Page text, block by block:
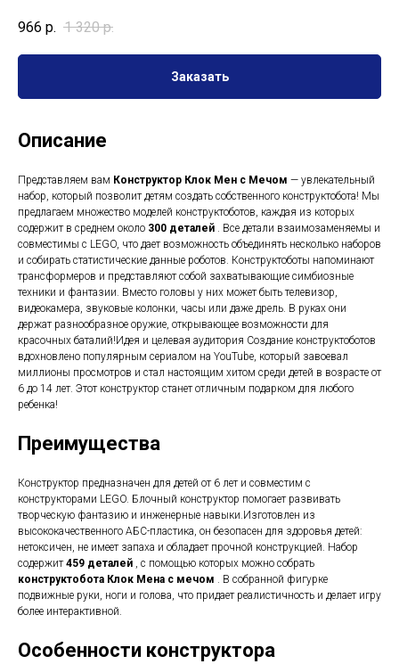
966 р. 1 320 р.
Заказать
Описание
Представляем вам Конструктор Клок Мен с Мечом — увлекательный
набор, который позволит детям создать собственного конструктобота! Мы
предлагаем множество моделей конструктоботов, каждая из которых
содержит в среднем около 300 деталей . Все детали взаимозаменяемы и
совместимы с LEGO, что дает возможность объединять несколько наборов
и собирать статистические данные роботов. Конструктоботы напоминают
трансформеров и представляют собой захватывающие симбиозные
техники и фантазии. Вместо головы у них может быть телевизор,
видеокамера, звуковые колонки, часы или даже дрель. В руках они
держат разнообразное оружие, открывающее возможности для
красочных баталий!Идея и целевая аудитория Создание конструктоботов
вдохновлено популярным сериалом на YouTube, который завоевал
миллионы просмотров и стал настоящим хитом среди детей в возрасте от
6 до 14 лет. Этот конструктор станет отличным подарком для любого
ребенка!
Преимущества
Конструктор предназначен для детей от 6 лет и совместим с
конструкторами LEGO. Блочный конструктор помогает развивать
творческую фантазию и инженерные навыки.Изготовлен из
высококачественного АБС-пластика, он безопасен для здоровья детей:
нетоксичен, не имеет запаха и обладает прочной конструкцией. Набор
содержит459 деталей , с помощью которых можно собрать
конструктобота Клок Мена с мечом . В собранной фигурке
подвижные руки, ноги и голова, что придает реалистичность и делает игру
более интерактивной.
Особенности конструктора